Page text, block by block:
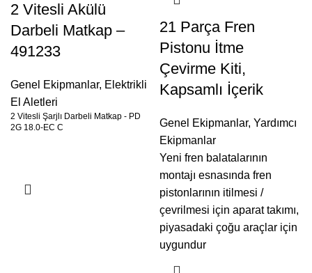
2 Vitesli Akülü
Darbeli Matkap –
491233
Genel Ekipmanlar, Elektrikli
El Aletleri
2 Vitesli Şarjlı Darbeli Matkap - PD
2G 18.0-EC C
21 Parça Fren
Pistonu İtme
Çevirme Kiti,
Kapsamlı İçerik
Genel Ekipmanlar, Yardımcı
Ekipmanlar
Yeni fren balatalarının
montajı esnasında fren
pistonlarının itilmesi /
çevrilmesi için aparat takımı,
piyasadaki çoğu araçlar için
uygundur